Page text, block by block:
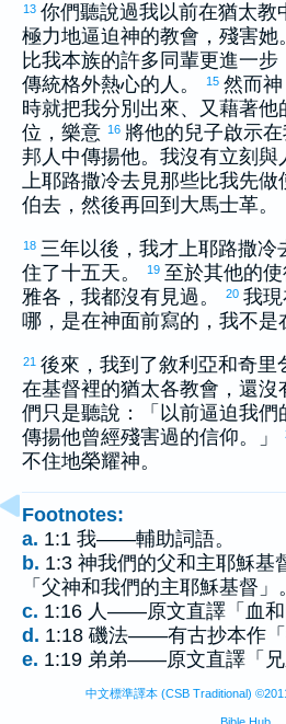
13 你們聽說過我以前在猶太教
極力地逼迫神的教會，殘害她
比我本族的許多同輩更進一
傳統格外熱心的人。
15 然而
時就把我分別出來、又藉著他
位，樂意 16 將他的兒子啟示
邦人中傳揚他。我沒有立刻與
上耶路撒冷去見那些比我先做
伯去，然後再回到 大馬士革。
18 三年以後，我才上耶路撒冷
住了十五天。
19 至於其他的
雅各 ，我都沒有見過。 20 我
哪，是在神面前寫的，我不是
21 後來，我到了敘利亞和奇里
在基督裡的猶太各教會，還沒
們只是聽說：「以前逼迫我們
傳揚他曾經殘害過的信仰。」
不住地榮耀神。
Footnotes:
a. 1:1 我——輔助詞語。
b. 1:3 神我們的父和主耶穌
「父神和我們的主耶穌基督」。
c. 1:16 人——原文直譯「血和
d. 1:18 磯法——有古抄本作「
e. 1:19 弟弟——原文直譯「兄
中文標準譯本 (CSB Traditional)